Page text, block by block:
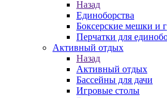
Назад
Единоборства
Боксерские мешки и
Перчатки для
Активный отдых
Назад
Активный отдых
Бассейны для дачи
Игровые столы